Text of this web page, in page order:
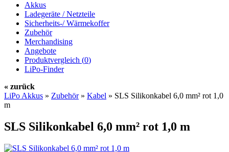
Akkus
Ladegeräte / Netzteile
Sicherheits-/ Wärmekoffer
Zubehör
Merchandising
Angebote
Produktvergleich (0)
LiPo-Finder
« zurück
LiPo Akkus » Zubehör» Kabel » SLS Silikonkabel 6,0 mm² rot 1,0
m
SLS Silikonkabel 6,0 mm² rot 1,0 m